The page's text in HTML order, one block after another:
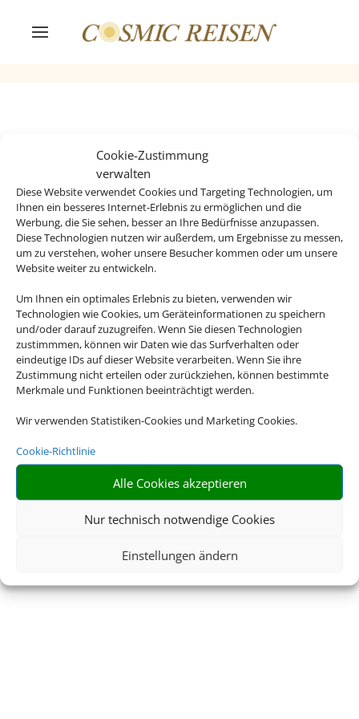
Cookie-Zustimmung
verwalten
Diese Website verwendet Cookies und Targeting Technologien, um
Ihnen ein besseres Internet-Erlebnis zu ermöglichen und die
Werbung, die Sie sehen, besser an Ihre Bedürfnisse anzupassen.
Diese Technologien nutzen wir außerdem, um Ergebnisse zu messen,
um zu verstehen, woher unsere Besucher kommen oder um unsere
Website weiter zu entwickeln.
Um Ihnen ein optimales Erlebnis zu bieten, verwenden wir
Technologien wie Cookies, um Geräteinformationen zu speichern
und/oder darauf zuzugreifen. Wenn Sie diesen Technologien
zustimmmen, können wir Daten wie das Surfverhalten oder
eindeutige IDs auf dieser Website verarbeiten. Wenn Sie ihre
Zustimmung nicht erteilen oder zurückziehen, können bestimmte
Merkmale und Funktionen beeinträchtigt werden.
Wir verwenden Statistiken-Cookies und Marketing Cookies.
Cookie-Richtlinie
Alle Cookies akzeptieren
Nur technisch notwendige Cookies
Einstellungen ändern
Impressum Datenschutzerklärung
AGB Kontakt
Service
Online Check-In
Barrierefreiheitserklärun
g